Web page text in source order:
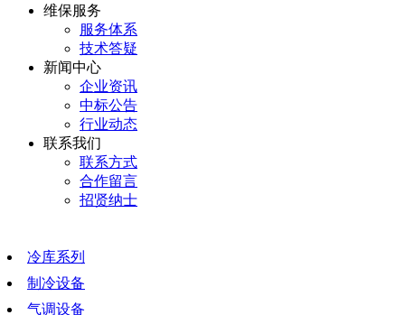
维保服务
服务体系
技术答疑
新闻中心
企业资讯
中标公告
行业动态
联系我们
联系方式
合作留言
招贤纳士
冷库系列
制冷设备
气调设备